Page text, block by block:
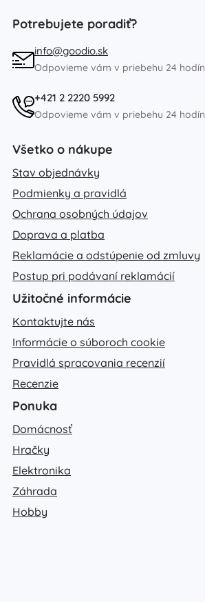
Potrebujete poradiť?
info@goodio.sk
Odpovieme vám v priebehu 24 hodín
+421 2 2220 5992
Odpovieme vám v priebehu 24 hodín
Všetko o nákupe
Stav objednávky
Podmienky a pravidlá
Ochrana osobných údajov
Doprava a platba
Reklamácie a odstúpenie od zmluvy
Postup pri podávaní reklamácií
Užitočné informácie
Kontaktujte nás
Informácie o súboroch cookie
Pravidlá spracovania recenzií
Recenzie
Ponuka
Domácnosť
Hračky
Elektronika
Záhrada
Hobby